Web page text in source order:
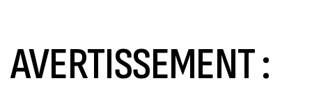
AVERTISSEMENT :